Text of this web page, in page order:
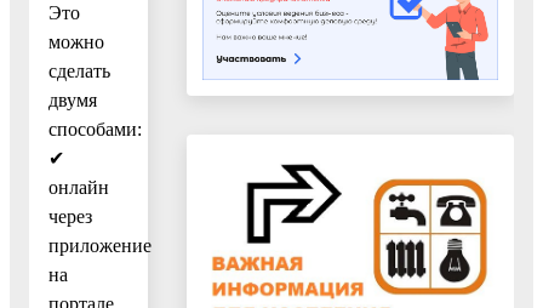
Это
можно
сделать
двумя
способами:
✔
онлайн
через
приложение
на
портале